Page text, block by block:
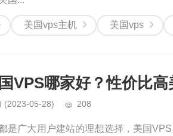
美国vps主机 美国vps
VPS哪家好？性价比
(2023-05-28) 208
是广大用户建站的理想选择，美国